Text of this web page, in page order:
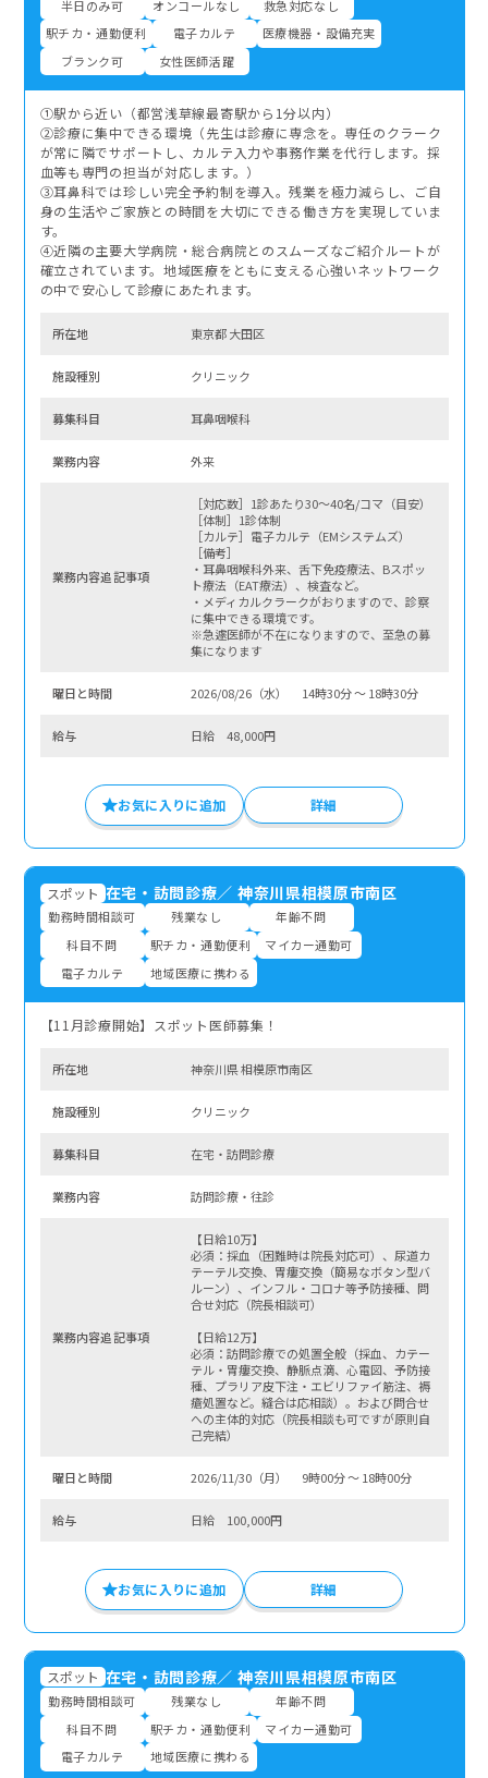
半日のみ可 オンコールなし
救急対応なし
駅チカ・通勤便利
電子カルテ
医療機器・設備充実
ブランク可
女性医師活躍
①駅から近い（都営浅草線最寄駅から1分以内）
②診療に集中できる環境（先生は診療に専念を。専任のクラーク
が常に隣でサポートし、カルテ入力や事務作業を代行します。採
血等も専門の担当が対応します。）
③耳鼻科では珍しい完全予約制を導入。残業を極力減らし、ご自
身の生活やご家族との時間を大切にできる働き方を実現していま
す。
④近隣の主要大学病院・総合病院とのスムーズなご紹介ルートが
確立されています。地域医療をともに支える心強いネットワーク
の中で安心して診療にあたれます。
所在地 東京都 大田区
施設種別 クリニック
募集科⽬ 耳鼻咽喉科
業務内容 外来
業務内容追記事項
［対応数］1診あたり30〜40名/コマ（目安）
［体制］1診体制
［カルテ］電子カルテ（EMシステムズ）
［備考］
・耳鼻咽喉科外来、舌下免疫療法、Bスポッ
ト療法（EAT療法）、検査など。
・メディカルクラークがおりますので、診察
に集中できる環境です。
※急遽医師が不在になりますので、至急の募
集になります
曜⽇と時間 2026/08/26（水） 14時30分 〜 18時30分
給与 日給 48,000円
お気に入りに追加 詳細
スポット 在宅・訪問診療／ 神奈川県相模原市南区
勤務時間相談可 残業なし
年齢不問
科目不問
駅チカ・通勤便利
マイカー通勤可
電子カルテ
地域医療に携わる
【11月診療開始】スポット医師募集！
所在地 神奈川県 相模原市南区
施設種別 クリニック
募集科⽬ 在宅・訪問診療
業務内容 訪問診療・往診
業務内容追記事項
【日給10万】
必須：採血（困難時は院長対応可）、尿道カ
テーテル交換、胃瘻交換（簡易なボタン型バ
ルーン）、インフル・コロナ等予防接種、問
合せ対応（院長相談可）
【日給12万】
必須：訪問診療での処置全般（採血、カテー
テル・胃瘻交換、静脈点滴、心電図、予防接
種、プラリア皮下注・エビリファイ筋注、褥
瘡処置など。縫合は応相談）。および問合せ
への主体的対応（院長相談も可ですが原則自
己完結）
曜⽇と時間 2026/11/30（月） 9時00分 〜 18時00分
給与 日給 100,000円
お気に入りに追加 詳細
スポット 在宅・訪問診療／ 神奈川県相模原市南区
勤務時間相談可 残業なし
年齢不問
科目不問
駅チカ・通勤便利
マイカー通勤可
電子カルテ
地域医療に携わる